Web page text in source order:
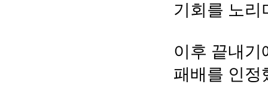
기회를 노리
이후 끝내기
패배를 인정